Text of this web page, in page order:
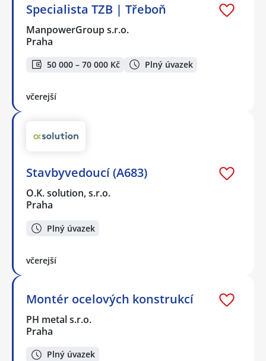
Specialista TZB | Třeboň
ManpowerGroup s.r.o.
Praha
50 000 – 70 000 Kč Plný úvazek
včerejší
Stavbyvedoucí (A683)
O.K. solution, s.r.o.
Praha
Plný úvazek
včerejší
Montér ocelových konstrukcí
PH metal s.r.o.
Praha
Plný úvazek